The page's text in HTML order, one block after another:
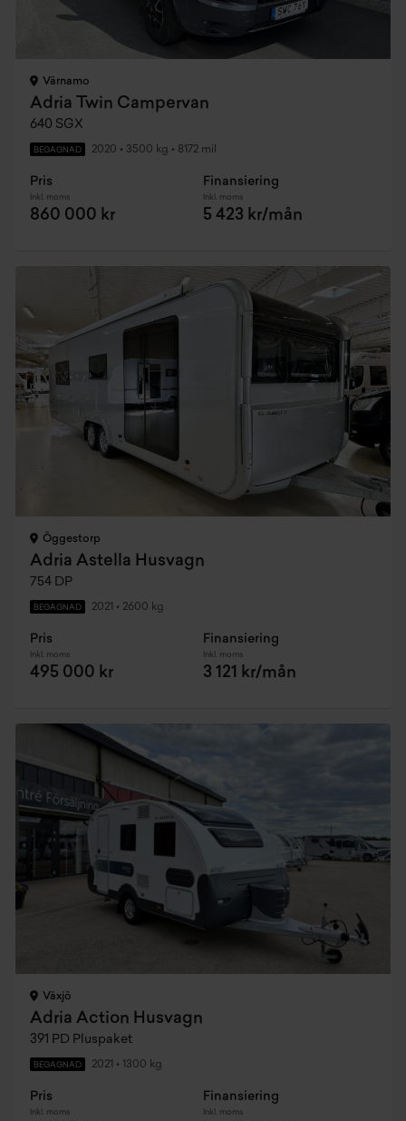
Värnamo
Adria Twin Campervan
640 SGX
BEGAGNAD 2020 • 3500 kg • 8172 mil
Pris
Inkl. moms
860 000 kr
Finansiering
Inkl. moms
5 423 kr/mån
Öggestorp
Adria Astella Husvagn
754 DP
BEGAGNAD 2021 • 2600 kg
Pris
Inkl. moms
495 000 kr
Finansiering
Inkl. moms
3 121 kr/mån
Växjö
Adria Action Husvagn
391 PD Pluspaket
BEGAGNAD 2021 • 1300 kg
Pris
Inkl. moms
Finansiering
Inkl. moms